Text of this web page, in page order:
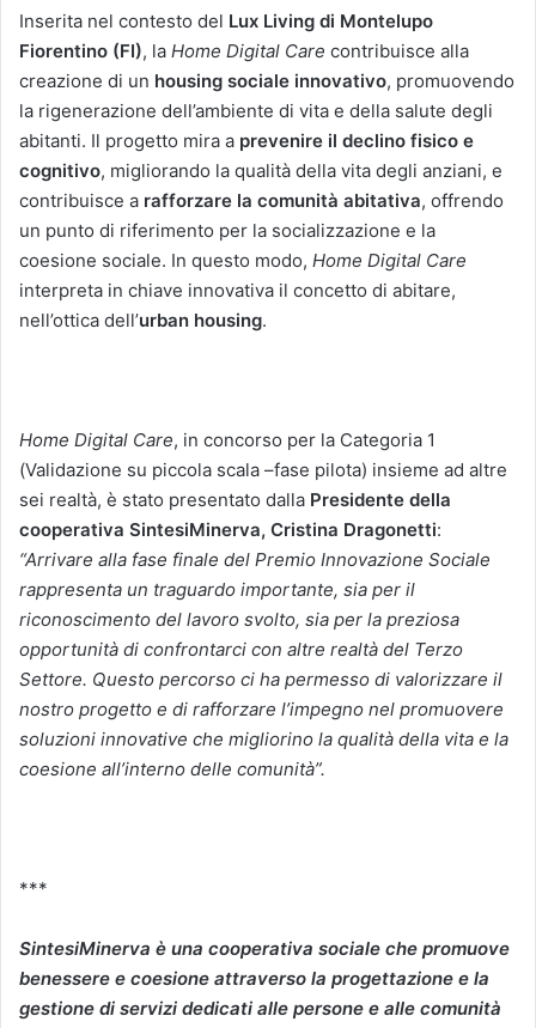
Inserita nel contesto del Lux Living di Montelupo
Fiorentino (FI), la Home Digital Care contribuisce alla
creazione di un housing sociale innovativo, promuovendo
la rigenerazione dell’ambiente di vita e della salute degli
abitanti. Il progetto mira a prevenire il declino fisico e
cognitivo, migliorando la qualità della vita degli anziani, e
contribuisce a rafforzare la comunità abitativa, offrendo
un punto di riferimento per la socializzazione e la
coesione sociale. In questo modo, Home Digital Care
interpreta in chiave innovativa il concetto di abitare,
nell’ottica dell’urban housing.
Home Digital Care, in concorso per la Categoria 1
(Validazione su piccola scala –fase pilota) insieme ad altre
sei realtà, è stato presentato dalla Presidente della
cooperativa SintesiMinerva, Cristina Dragonetti:
“Arrivare alla fase finale del Premio Innovazione Sociale
rappresenta un traguardo importante, sia per il
riconoscimento del lavoro svolto, sia per la preziosa
opportunità di confrontarci con altre realtà del Terzo
Settore. Questo percorso ci ha permesso di valorizzare il
nostro progetto e di rafforzare l’impegno nel promuovere
soluzioni innovative che migliorino la qualità della vita e la
coesione all’interno delle comunità”.
***
SintesiMinerva è una cooperativa sociale che promuove
benessere e coesione attraverso la progettazione e la
gestione di servizi dedicati alle persone e alle comunità